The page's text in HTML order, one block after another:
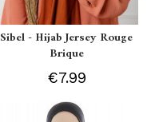
Sibel - Hijab Jersey Rouge
Brique
€7.99